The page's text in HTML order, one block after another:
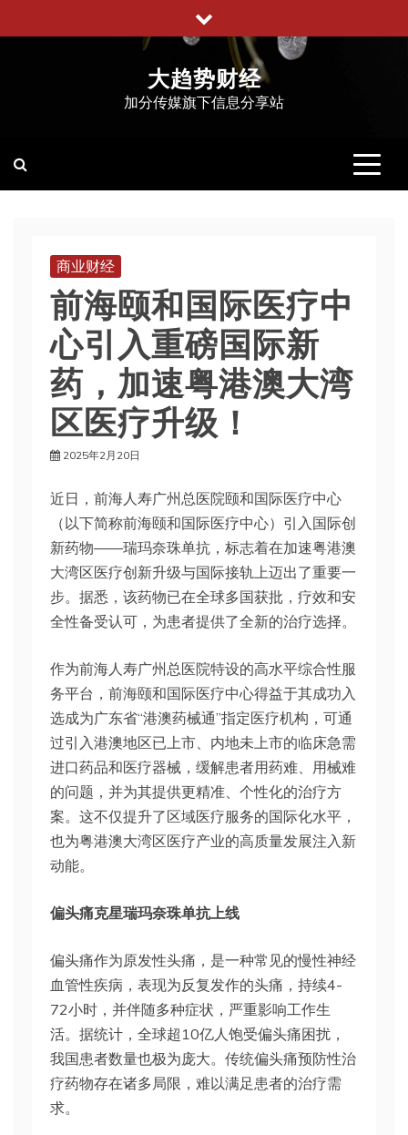
至
大趋势财经
加分传媒旗下信息分享站
商业财经
前海颐和国际医疗中
心引入重磅国际新
药，加速粤港澳大湾
区医疗升级！
2025年2月20日
近日，前海人寿广州总医院颐和国际医疗中心
（以下简称前海颐和国际医疗中心）引入国际创
新药物——瑞玛奈珠单抗，标志着在加速粤港澳
大湾区医疗创新升级与国际接轨上迈出了重要一
步。据悉，该药物已在全球多国获批，疗效和安
全性备受认可，为患者提供了全新的治疗选择。
作为前海人寿广州总医院特设的高水平综合性服
务平台，前海颐和国际医疗中心得益于其成功入
选成为广东省“港澳药械通”指定医疗机构，可通
过引入港澳地区已上市、内地未上市的临床急需
进口药品和医疗器械，缓解患者用药难、用械难
的问题，并为其提供更精准、个性化的治疗方
案。这不仅提升了区域医疗服务的国际化水平，
也为粤港澳大湾区医疗产业的高质量发展注入新
动能。
偏头痛克星瑞玛奈珠单抗上线
偏头痛作为原发性头痛，是一种常见的慢性神经
血管性疾病，表现为反复发作的头痛，持续4-
72小时，并伴随多种症状，严重影响工作生
活。据统计，全球超10亿人饱受偏头痛困扰，
我国患者数量也极为庞大。传统偏头痛预防性治
疗药物存在诸多局限，难以满足患者的治疗需
求。